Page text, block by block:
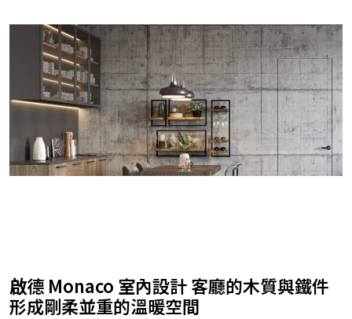
啟德 Monaco 室內設計 客廳的木質與鐵件
形成剛柔並重的溫暖空間